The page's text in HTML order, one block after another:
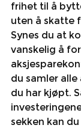
frihet til å
uten å skatte
Synes du at
vanskelig å
du samler
du har kjøpt.
sekken kan